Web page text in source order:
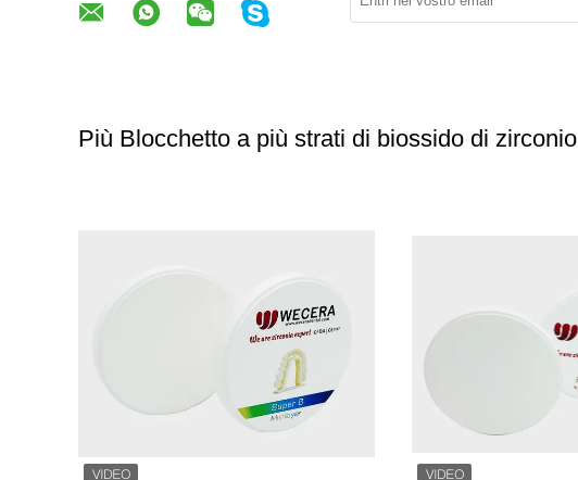
Più Blocchetto a più strati di biossido di zirconio